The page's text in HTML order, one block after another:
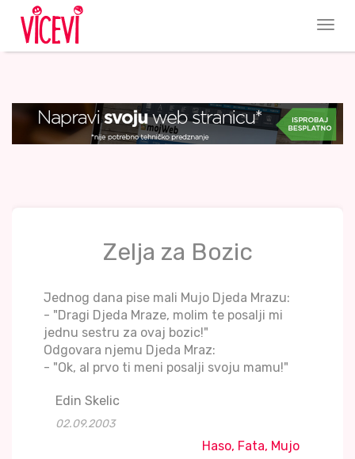
Zelja za Bozic
Jednog dana pise mali Mujo Djeda Mrazu:
- "Dragi Djeda Mraze, molim te posalji mi
jednu sestru za ovaj bozic!"
Odgovara njemu Djeda Mraz:
- "Ok, al prvo ti meni posalji svoju mamu!"
Edin Skelic
02.09.2003
Haso, Fata, Mujo